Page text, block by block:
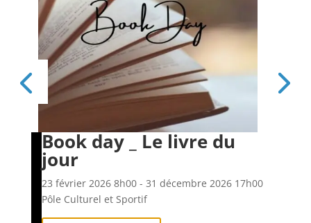
Book day _ Le livre du
jour
23 février 20268h00- 31 décembre 202617h00
Pôle Culturel et Sportif